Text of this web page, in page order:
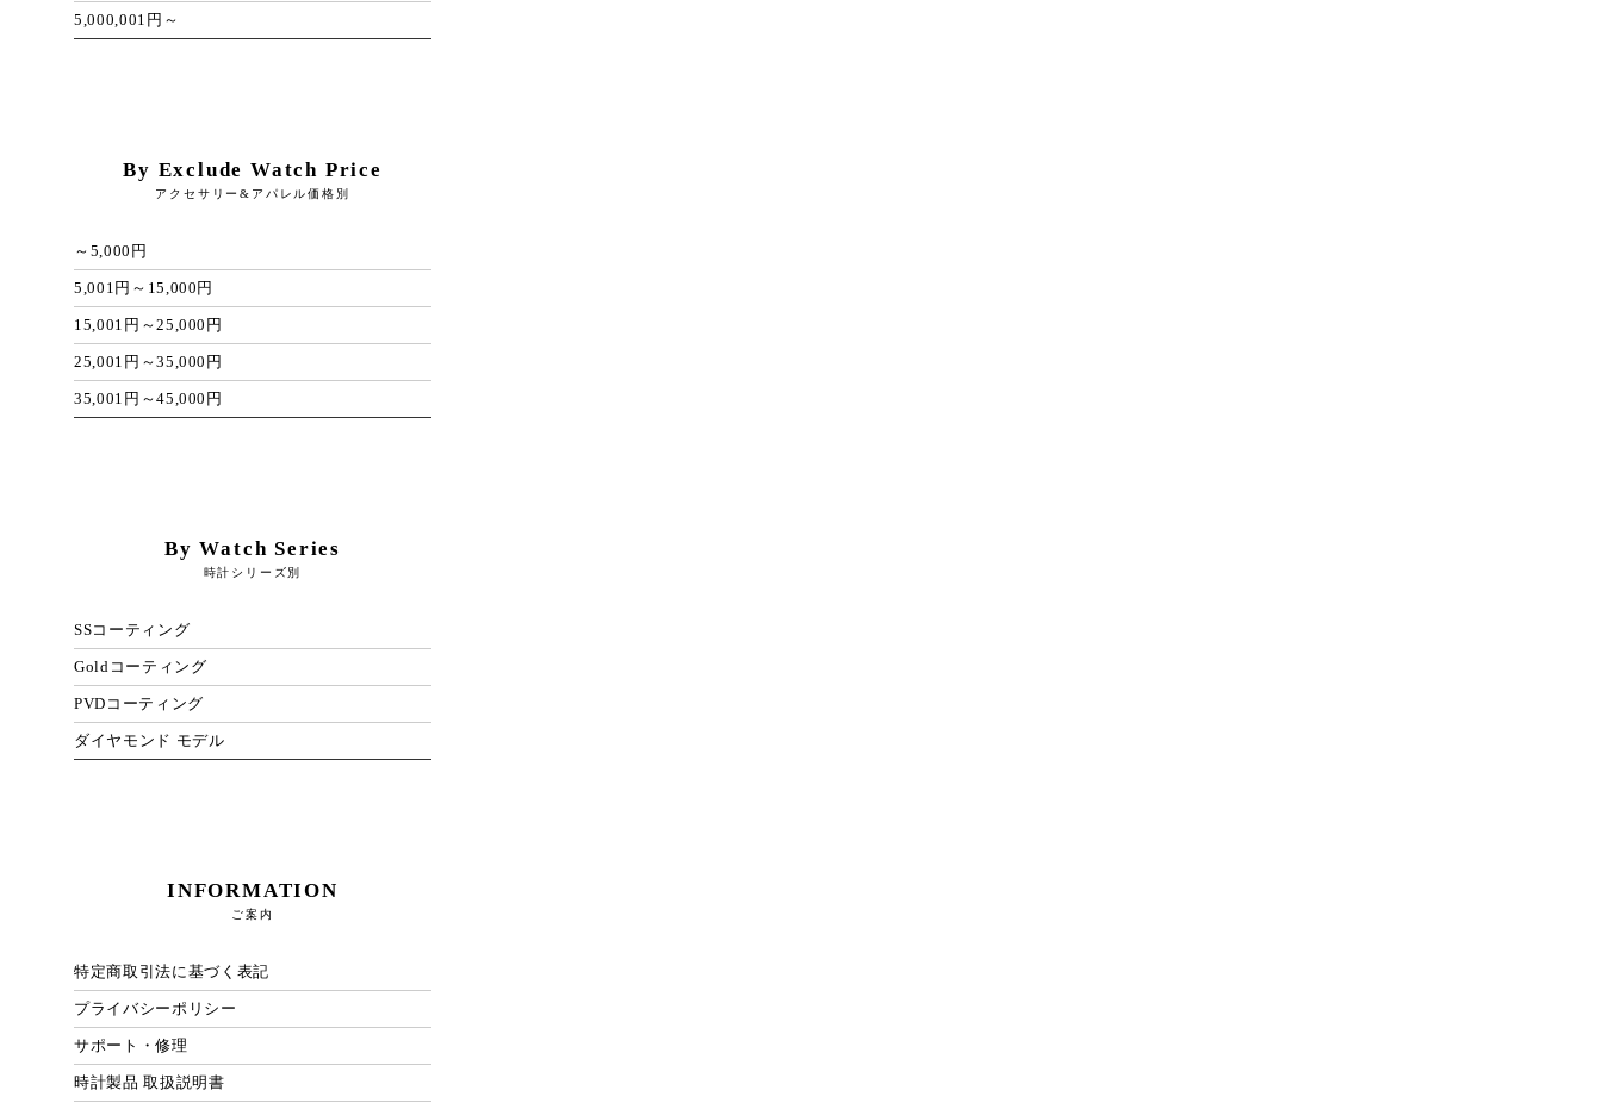
5,000,001円～
By Exclude Watch Price
アクセサリー&アパレル価格別
～5,000円
5,001円～15,000円
15,001円～25,000円
25,001円～35,000円
35,001円～45,000円
By Watch Series
時計シリーズ別
SSコーティング
Goldコーティング
PVDコーティング
ダイヤモンド モデル
INFORMATION
ご案内
特定商取引法に基づく表記
プライバシーポリシー
サポート・修理
時計製品 取扱説明書